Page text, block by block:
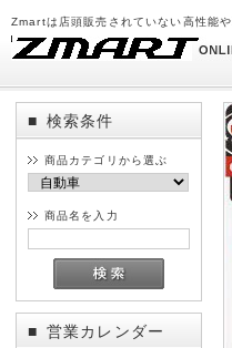
Zmartは店頭販売されていない高性能
■ 検索条件
商品カテゴリから選ぶ
商品名を入力
■ 営業カレンダー